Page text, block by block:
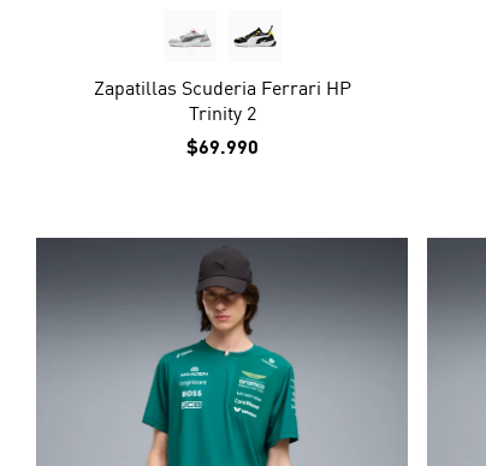
Zapatillas Scuderia Ferrari HP
Trinity 2
$69.990